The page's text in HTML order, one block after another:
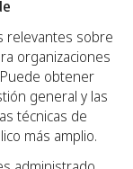
relevantes sobre
organizaciones
obtener
general y las
técnicas de
más amplio.